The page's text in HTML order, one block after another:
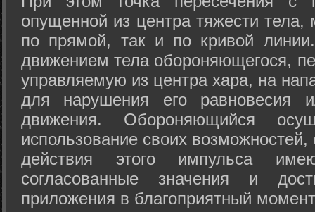
опущенной из центра тяжести
по прямой, так и по кривой
движением тела обороняющегося,
управляемую из центра хара, на
для нарушения его равновесия
движения. Обороняющийся
использование своих
действия этого импульса
согласованные значения и
приложения в благоприятный